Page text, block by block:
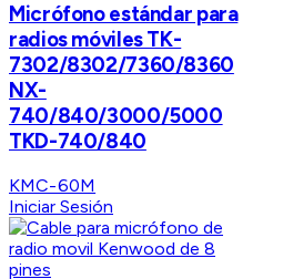
Micrófono estándar para
radios móviles TK-
7302/8302/7360/8360
NX-
740/840/3000/5000
TKD-740/840
KMC-60M
Iniciar Sesión